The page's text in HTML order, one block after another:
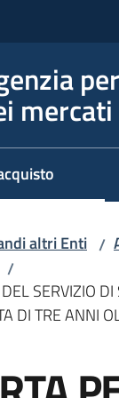
altri Enti /
/
SERVIZIO
DI TRE ANNI